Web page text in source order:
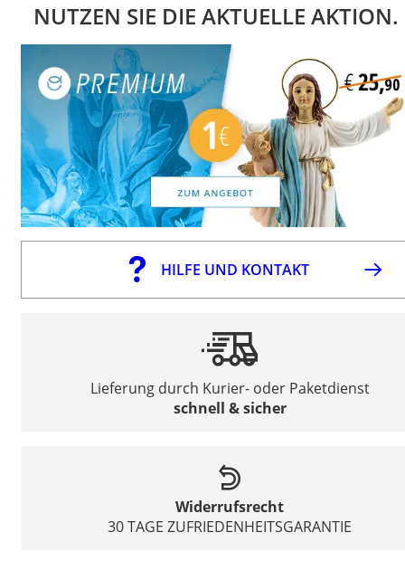
NUTZEN SIE DIE AKTUELLE AKTION.
HILFE UND KONTAKT
Lieferung durch Kurier- oder Paketdienst
schnell & sicher
Widerrufsrecht
30 TAGE ZUFRIEDENHEITSGARANTIE